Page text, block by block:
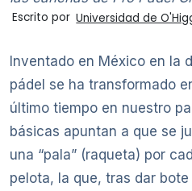
Escrito por Universidad de
Inventado en México en la
pádel se ha transformado
último tiempo en nuestro
básicas apuntan a que se
una “pala” (raqueta) por
pelota, la que, tras dar